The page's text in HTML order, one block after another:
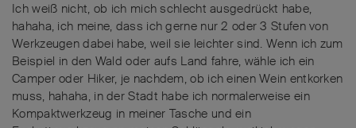
Ich weiß nicht, ob ich mich schlecht ausgedrückt habe,
hahaha, ich meine, dass ich gerne nur 2 oder 3 Stufen von
Werkzeugen dabei habe, weil sie leichter sind. Wenn ich zum
Beispiel in den Wald oder aufs Land fahre, wähle ich ein
Camper oder Hiker, je nachdem, ob ich einen Wein entkorken
muss, hahaha, in der Stadt habe ich normalerweise ein
Kompaktwerkzeug in meiner Tasche und ein